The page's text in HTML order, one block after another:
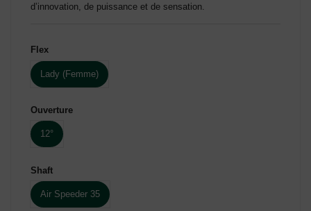
d’innovation, de puissance et de sensation.
Flex
Lady (Femme)
Ouverture
12°
Shaft
Air Speeder 35